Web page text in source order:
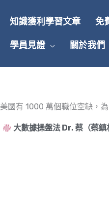
知識獲利學習文章 免
學員見證 關於我們
美國有 1000 萬個職位空缺，
大數據操盤法 Dr. 蔡（蔡鎮